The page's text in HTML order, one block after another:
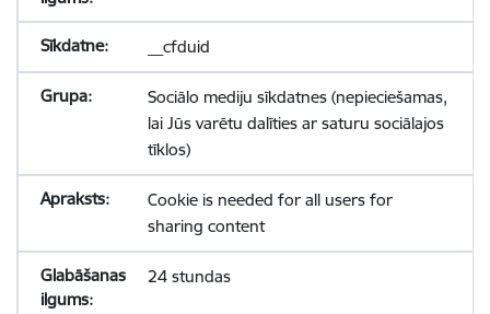
__cfduid
Sociālo mediju sīkdatnes (nepieciešamas,
lai Jūs varētu dalīties ar saturu sociālajos
tīklos)
Cookie is needed for all users for
sharing content
24 stundas